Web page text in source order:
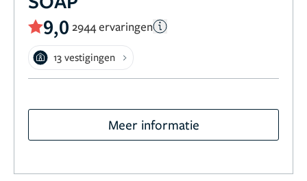
9,0 2944 ervaringen
13 vestigingen
Meer informatie